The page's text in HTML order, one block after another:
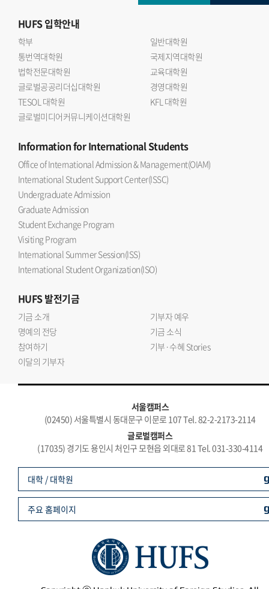
HUFS입학안내
학부
일반대학원
통번역대학원
국제지역대학원
법학전문대학원
교육대학원
글로벌공공리더십대학원
경영대학원
TESOL 대학원
KFL 대학원
글로벌미디어커뮤니케이션대학원
Informationfor International Students
Office of International Admission & Management(OIAM)
International Student Support Center(ISSC)
Undergraduate Admission
Graduate Admission
Student Exchange Program
Visiting Program
International Summer Session(ISS)
International Student Organization(ISO)
HUFS발전기금
기금 소개
기부자 예우
명예의 전당
기금 소식
참여하기
기부·수혜 Stories
이달의 기부자
서울캠퍼스
(02450) 서울특별시 동대문구 이문로 107 Tel. 82-2-2173-2114
글로벌캠퍼스
(17035) 경기도 용인시 처인구 모현읍 외대로 81 Tel. 031-330-4114
대학 / 대학원
주요 홈페이지